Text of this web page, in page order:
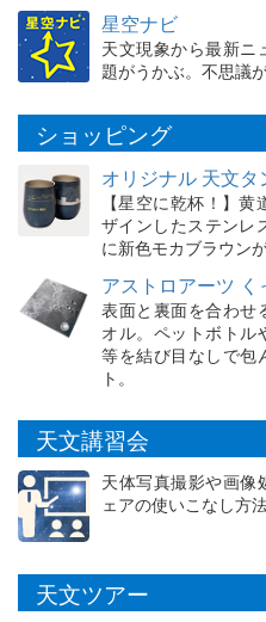
星空ナビ
天文現象から最新ニ
題がうかぶ。不思議
ショッピング
オリジナル 天文タ
【星空に乾杯！】
ザインしたステンレ
に新色モカブラウンが
アストロアーツ
表面と裏面を合わせ
オル。ペットボトル
等を結び目なしで包
ト。
天文講習会
天体写真撮影や画像
ェアの使いこなし方
天文ツアー